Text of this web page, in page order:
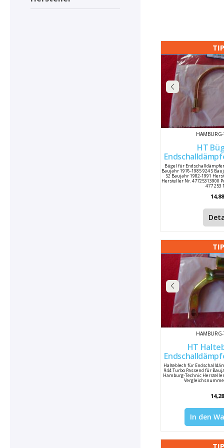
HT
Bügel für
Baujahr 1976-1985 924 S
S2 Baujahr 1982-1991
Hersteller Nr. 47725313900
477 253
HT
Halteblech für
944 Turbo Passend für
Hamburg-Technic
In den